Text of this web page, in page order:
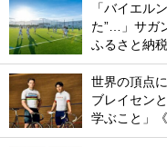
「バイエル
た”…」サガ
ふるさと納税
世界の頂点
ブレイセン
学ぶこと」